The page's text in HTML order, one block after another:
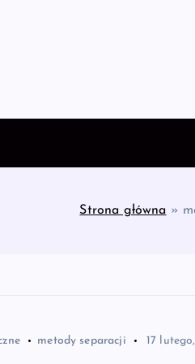
Strona główna »
metody separacji 17